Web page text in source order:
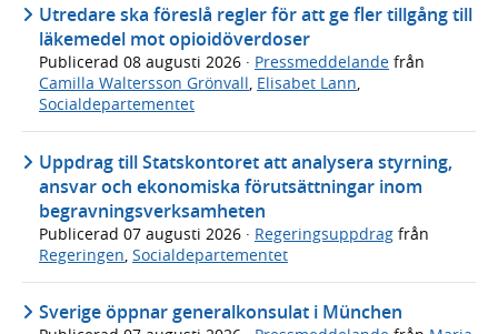
Utredare ska föreslå regler för att ge fler tillgång till
läkemedel mot opioidöverdoser
Publicerad 08 augusti 2026 · Pressmeddelande från
Camilla Waltersson Grönvall, Elisabet Lann,
Socialdepartementet
Uppdrag till Statskontoret att analysera styrning,
ansvar och ekonomiska förutsättningar inom
begravningsverksamheten
Publicerad 07 augusti 2026 · Regeringsuppdrag från
Regeringen Socialdepartementet
Sverige öppnar generalkonsulat i München